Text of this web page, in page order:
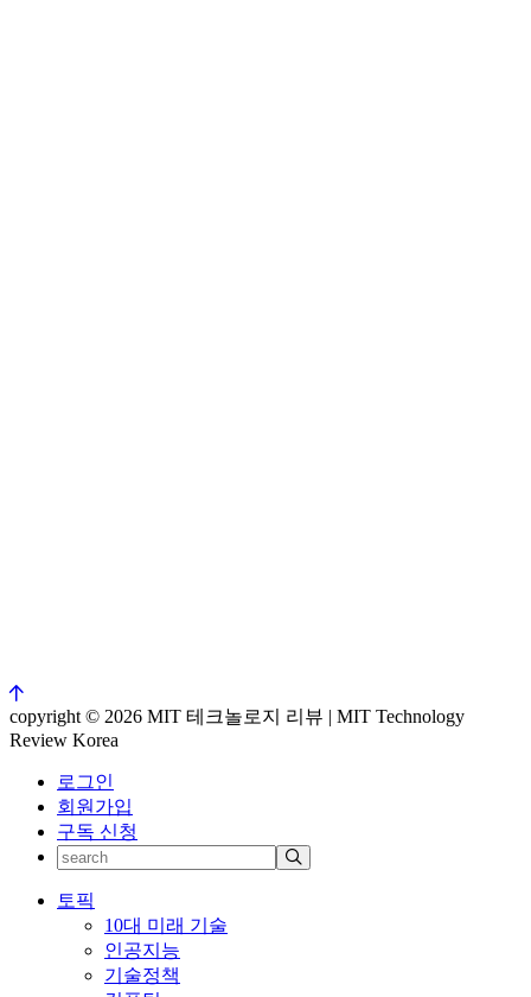
copyright © 2026 MIT 테크놀로지 리뷰 | MIT Technology
Review Korea
로그인
회원가입
구독 신청
토픽
10대 미래 기술
인공지능
기술정책